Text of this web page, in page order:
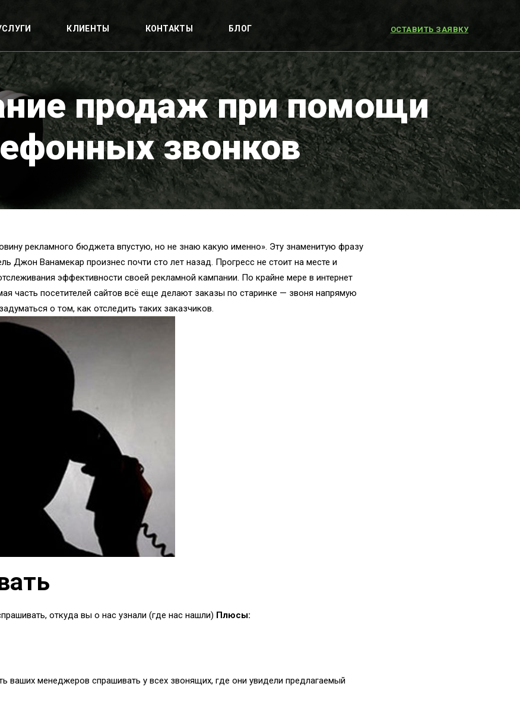
КЛИЕНТЫ КОНТАКТЫ БЛОГ ОСТАВИТЬ ЗАЯВКУ
продаж при помощи
звонков
рекламного бюджета впустую, но не знаю какую именно». Эту знаменитую фразу
Джон Ванамекар произнес почти сто лет назад. Прогресс не стоит на месте и
эффективности своей рекламной кампании. По крайне мере в интернет
часть посетителей сайтов всё еще делают заказы по старинке — звоня напрямую
о том, как отследить таких заказчиков.
откуда вы о нас узнали (где нас нашли) Плюсы:
ваших менеджеров спрашивать у всех звонящих, где они увидели предлагаемый